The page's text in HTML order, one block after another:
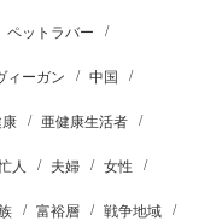
ペットラバー
ィーガン 中国
康 亜健康生活者
人 夫婦 女性
富裕層 戦争地域